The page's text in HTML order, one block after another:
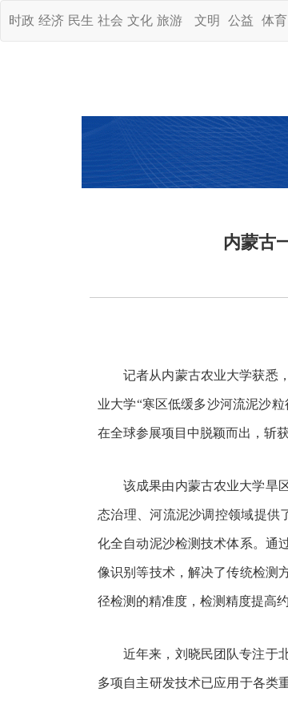
时政 经济 民生 社会 文化 旅游 文明 公益 体育
内蒙古
记者从内蒙古农业大学获悉
业大学“寒区低缓多沙河流泥沙
在全球参展项目中脱颖而出，斩获
该成果由内蒙古农业大学旱
态治理、河流泥沙调控领域提供
化全自动泥沙检测技术体系。通
像识别等技术，解决了传统检测
径检测的精准度，检测精度提高约
近年来，刘晓民团队专注于
多项自主研发技术已应用于各类